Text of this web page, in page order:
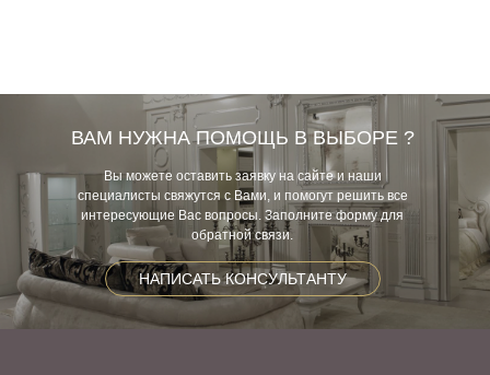
ВАМ НУЖНА ПОМОЩЬ В ВЫБОРЕ ?
Вы можете оставить заявку на сайте и наши
специалисты свяжутся с Вами, и помогут решить все
интересующие Вас вопросы. Заполните форму для
обратной связи.
НАПИСАТЬ КОНСУЛЬТАНТУ